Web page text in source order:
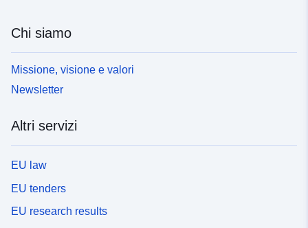
Chi siamo
Missione, visione e valori
Newsletter
Altri servizi
EU law
EU tenders
EU research results